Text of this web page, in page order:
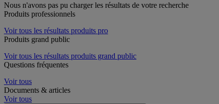
Nous n'avons pas pu charger les résultats de votre recherche
Produits professionnels
Voir tous les résultats produits pro
Produits grand public
Voir tous les résultats produits grand public
Questions fréquentes
Voir tous
Documents & articles
Voir tous